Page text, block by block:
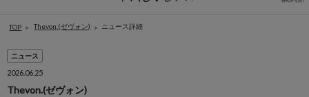
TOP Thevon.(ゼヴォン) ニュース詳細
ニュース
2026.06.25
Thevon.(ゼヴォン)